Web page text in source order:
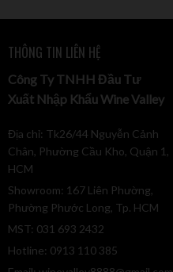
THÔNG TIN LIÊN HỆ
Công Ty TNHH Đầu Tư
Xuất Nhập Khẩu Wine Valley
Địa chỉ: Tk26/44 Nguyễn Cảnh
Chân, Phường Cầu Kho, Quận 1,
HCM
Showroom: 167 Liên Phường,
Phường Phước Long, Tp. HCM
MST: 031 693 2432
Hotline: 0913 110 385